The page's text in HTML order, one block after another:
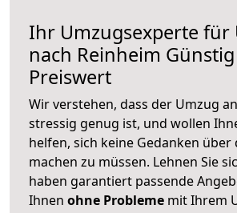
Ihr Umzugsexperte für
nach Reinheim
Preiswert
Wir verstehen, dass der Umzug
stressig genug ist, und wollen
helfen, sich keine Gedanken über
machen zu müssen. Lehnen Sie
haben garantiert passende
Ihnen ohne Probleme mit Ihrem